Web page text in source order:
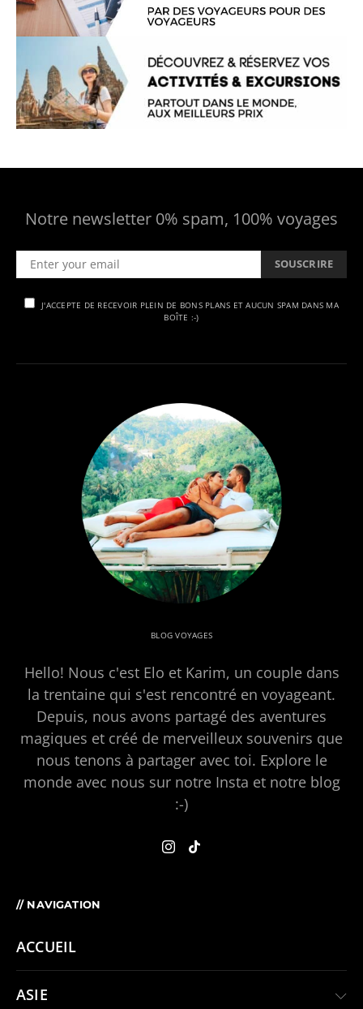
Notre newsletter 0% spam, 100% voyages
SOUSCRIRE
J'ACCEPTE DE RECEVOIR PLEIN DE BONS PLANS ET AUCUN SPAM DANS MA
BOÎTE :-)
BLOG VOYAGES
Hello! Nous c'est Elo et Karim, un couple dans
la trentaine qui s'est rencontré en voyageant.
Depuis, nous avons partagé des aventures
magiques et créé de merveilleux souvenirs que
nous tenons à partager avec toi. Explore le
monde avec nous sur notre Insta et notre blog
:-)
// NAVIGATION
ACCUEIL
ASIE